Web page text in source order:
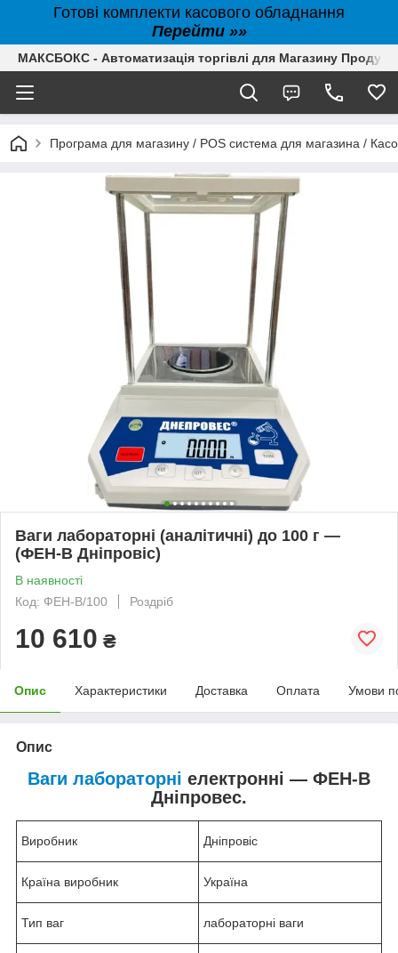
Готові комплекти касового обладнання
Перейти »»
МАКСБОКС - Автоматизація торгівлі для Магазину
Програма для магазину / POS система для магазина /
Ваги лабораторні (аналітичні) до 100 г —
(ФЕН-В Дніпровіс)
В наявності
Код: ФЕН-В/100
Роздріб
10 610 ₴
Опис Характеристики Доставка Оплата Умови
Опис
Ваги лабораторні електронні — ФЕН-В
Дніпровес.
Виробник Дніпровіс
Країна виробник Україна
Тип ваг лабораторні ваги